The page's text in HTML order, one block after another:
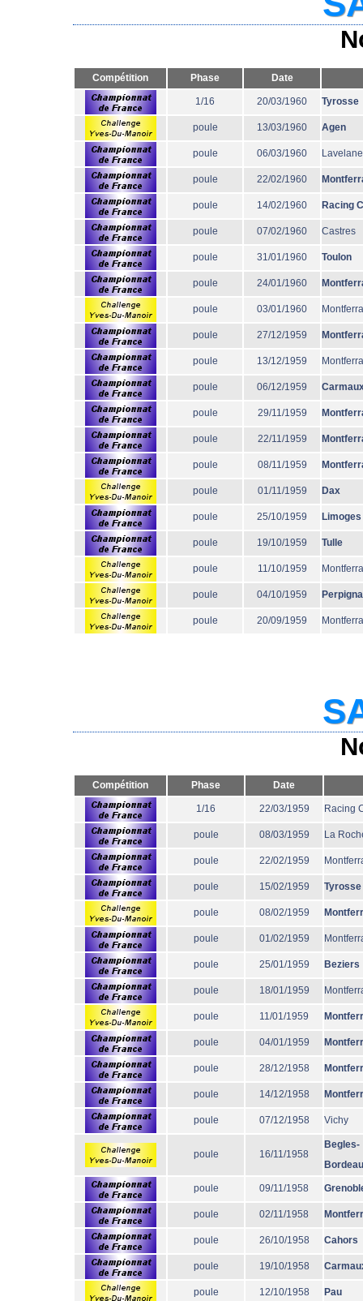
Compétition Phase Date
1/16 20/03/1960 Tyrosse
poule 13/03/1960 Agen
poule 06/03/1960
poule 22/02/1960
poule 14/02/1960 Racing
poule 07/02/1960 Castres
poule 31/01/1960 Toulon
poule 24/01/1960
poule 03/01/1960
poule 27/12/1959
poule 13/12/1959
poule 06/12/1959
poule 29/11/1959
poule 22/11/1959
poule 08/11/1959
poule 01/11/1959 Dax
poule 25/10/1959 Limoges
poule 19/10/1959 Tulle
poule 11/10/1959
poule 04/10/1959
poule 20/09/1959
Compétition Phase Date
1/16 22/03/1959 Racing
poule 08/03/1959 La
poule 22/02/1959
poule 15/02/1959 Tyrosse
poule 08/02/1959
poule 01/02/1959
poule 25/01/1959 Beziers
poule 18/01/1959
poule 11/01/1959
poule 04/01/1959
poule 28/12/1958
poule 14/12/1958
poule 07/12/1958 Vichy
poule 16/11/1958
Begles-
poule 09/11/1958
poule 02/11/1958
poule 26/10/1958 Cahors
poule 19/10/1958
poule 12/10/1958 Pau